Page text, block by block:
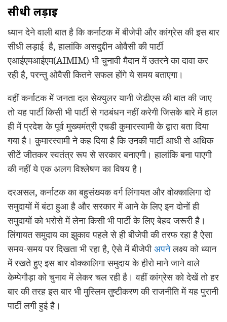
सीधी लड़ाई
ध्यान देने वाली बात है कि कर्नाटक में बीजेपी और कांग्रेस की इस बार
सीधी लड़ाई है, हालांकि असदुद्दीन ओवैसी की पार्टी
एआईएमआईएम(AIMIM) भी चुनावी मैदान में उतरने का दावा कर
रही है, परन्तु ओवैसी कितने सफल होंगे ये समय बताएगा।
वहीं कर्नाटक में जनता दल सेक्युलर यानी जेडीएस की बात की जाए
तो यह पार्टी किसी भी पार्टी से गठबंधन नहीं करेगी जिसके बारे में हाल
ही में प्रदेश के पूर्व मुख्यमंत्री एचडी कुमारस्वामी के द्वारा बता दिया
गया है। कुमारस्वामी ने कह दिया है कि उनकी पार्टी आधी से अधिक
सीटें जीतकर स्वतंत्र रूप से सरकार बनाएगी। हालांकि बना पाएगी
की नहीं ये एक अलग विश्लेषण का विषय है।
दरअसल, कर्नाटक का बहुसंख्यक वर्ग लिंगायत और वोक्कालिगा दो
समुदायों में बंटा हुआ है और सरकार में आने के लिए इन दोनों ही
समुदायों को भरोसे में लेना किसी भी पार्टी के लिए बेहद जरूरी है।
लिंगायत समुदाय का झुकाव पहले से ही बीजेपी की तरफ रहा है ऐसा
समय-समय पर दिखता भी रहा है, ऐसे में बीजेपीअपनेलक्ष्य को ध्यान
में रखते हुए इस बार वोक्कालिगा समुदाय के हीरो माने जाने वाले
केम्पेगौड़ा को चुनाव में लेकर चल रही है। वहीं कांग्रेस को देखें तो हर
बार की तरह इस बार भी मुस्लिम तुष्टीकरण की राजनीति में यह पुरानी
पार्टी लगी हुई है।